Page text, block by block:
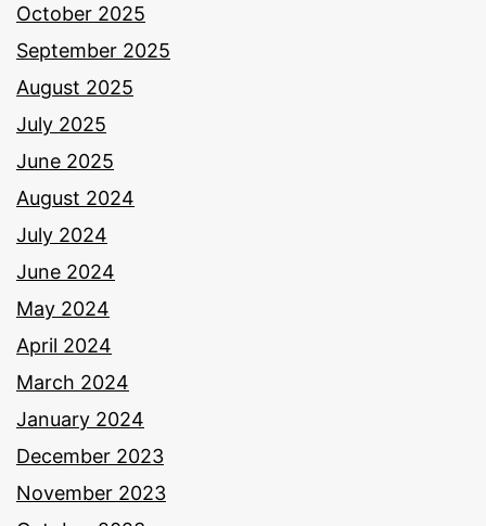
October 2025
September 2025
August 2025
July 2025
June 2025
August 2024
July 2024
June 2024
May 2024
April 2024
March 2024
January 2024
December 2023
November 2023